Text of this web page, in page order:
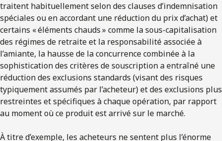
traitent habituellement selon des clauses d’indemnisation
spéciales ou en accordant une réduction du prix d’achat) et
certains « éléments chauds » comme la sous-capitalisation
des régimes de retraite et la responsabilité associée à
l’amiante, la hausse de la concurrence combinée à la
sophistication des critères de souscription a entraîné une
réduction des exclusions standards (visant des risques
typiquement assumés par l’acheteur) et des exclusions plus
restreintes et spécifiques à chaque opération, par rapport
au moment où ce produit est arrivé sur le marché.
À titre d’exemple, les acheteurs ne sentent plus l’énorme